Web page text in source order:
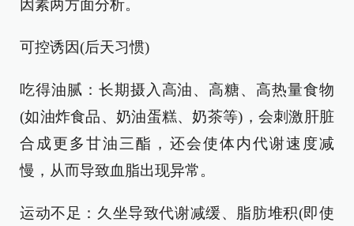
因素两方面分析。
可控诱因(后天习惯)
吃得油腻：长期摄入高油、高糖、高热量食物
(如油炸食品、奶油蛋糕、奶茶等)，会刺激肝脏
合成更多甘油三酯，还会使体内代谢速度减
慢，从而导致血脂出现异常。
运动不足：久坐导致代谢减缓、脂肪堆积(即使